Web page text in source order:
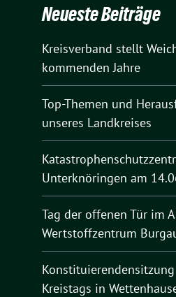
Neueste Beiträge
Kreisverband stellt
kommenden Jahre
Top-Themen und
unseres Landkreises
Unterknöringen am
Tag der offenen Tür im
Wertstoffzentrum
Kreistags in